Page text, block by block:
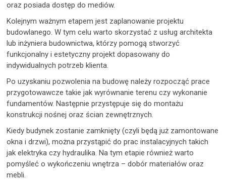
oraz posiada dostęp do mediów.
Kolejnym ważnym etapem jest zaplanowanie projektu
budowlanego. W tym celu warto skorzystać z usług architekta
lub inżyniera budownictwa, którzy pomogą stworzyć
funkcjonalny i estetyczny projekt dopasowany do
indywidualnych potrzeb klienta.
Po uzyskaniu pozwolenia na budowę należy rozpocząć prace
przygotowawcze takie jak wyrównanie terenu czy wykonanie
fundamentów. Następnie przystępuje się do montażu
konstrukcji nośnej oraz ścian zewnętrznych.
Kiedy budynek zostanie zamknięty (czyli będą już zamontowane
okna i drzwi), można przystąpić do prac instalacyjnych takich
jak elektryka czy hydraulika. Na tym etapie również warto
pomyśleć o wykończeniu wnętrza – dobór materiałów oraz
mebli.